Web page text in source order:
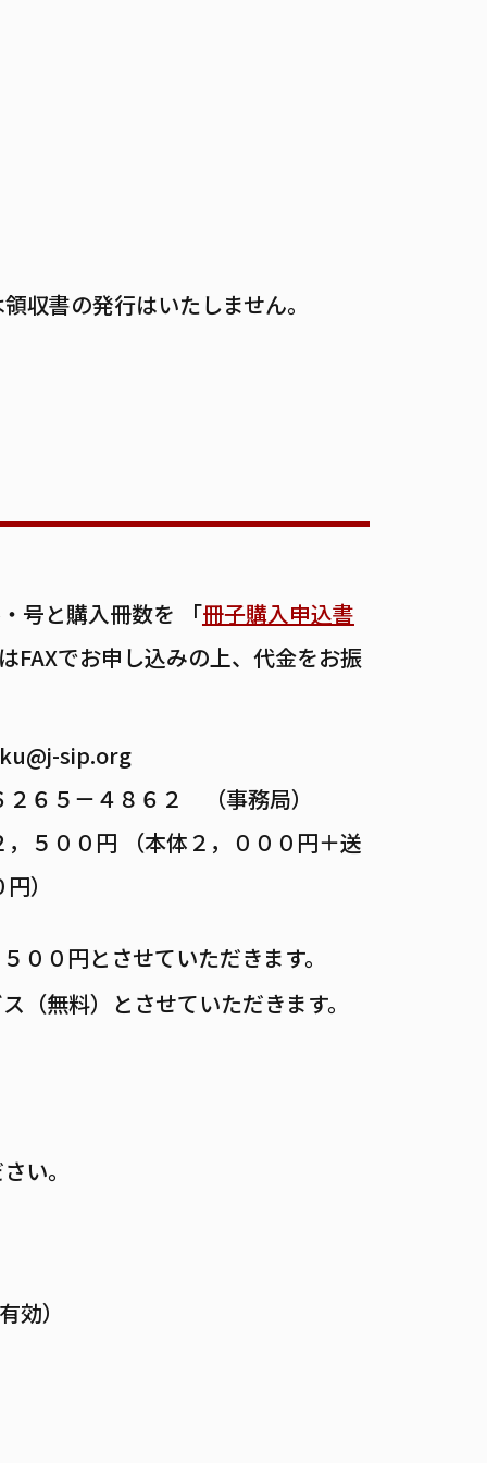
収書の発行はいたしません。
号と購入冊数を 「冊子購入申込書
FAXでお申し込みの上、代金をお振
sip.org
２６５－４８６２ （事務局）
，５００円 （本体２，０００円＋送
）
００円とさせていただきます。
（無料）とさせていただきます。
い。
効）